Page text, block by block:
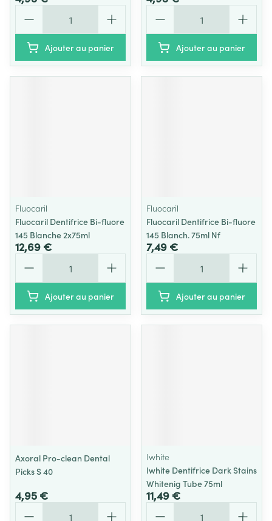
Ajouter au panier Ajouter au panier
Fluocaril
Fluocaril Dentifrice Bi-fluore
145 Blanche 2x75ml
12,69 €
Ajouter au panier
Fluocaril
Fluocaril Dentifrice Bi-fluore
145 Blanch. 75ml Nf
7,49 €
Ajouter au panier
Axoral Pro-clean Dental
Picks S 40
4,95 €
Iwhite
Iwhite Dentifrice Dark Stains
Whitenig Tube 75ml
11,49 €